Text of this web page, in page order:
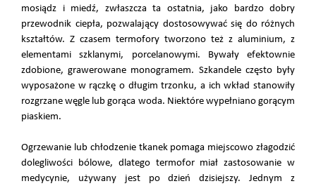
mosiądz i miedź, zwłaszcza ta ostatnia, jako bardzo dobry
przewodnik ciepła, pozwalający dostosowywać się do różnych
kształtów. Z czasem termofory tworzono też z aluminium, z
elementami szklanymi, porcelanowymi. Bywały efektownie
zdobione, grawerowane monogramem. Szkandele często były
wyposażone w rączkę o długim trzonku, a ich wkład stanowiły
rozgrzane węgle lub gorąca woda. Niektóre wypełniano gorącym
piaskiem.
Ogrzewanie lub chłodzenie tkanek pomaga miejscowo złagodzić
dolegliwości bólowe, dlatego termofor miał zastosowanie w
medycynie, używany jest po dzień dzisiejszy. Jednym z